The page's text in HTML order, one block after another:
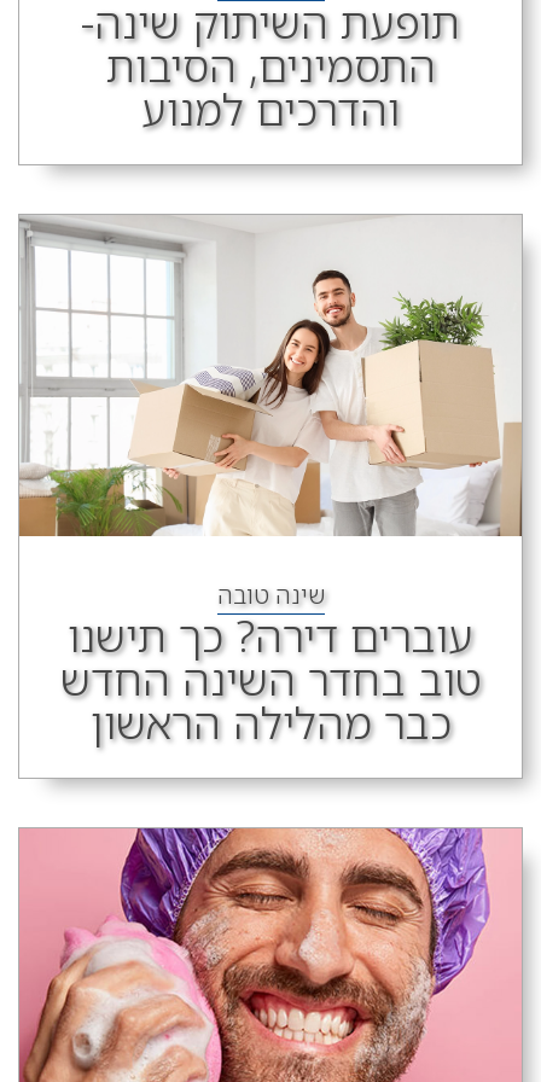
תופעת השיתוק שינה-
התסמינים, הסיבות
והדרכים למנוע
שינה טובה
עוברים דירה? כך תישנו
טוב בחדר השינה החדש
כבר מהלילה הראשון